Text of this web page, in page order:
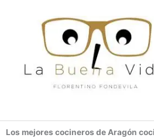
Los mejores cocineros de Aragón